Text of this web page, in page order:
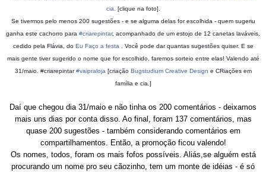
cia.
[clique na foto].
Se tivermos pelo menos 200 sugestões - e se alguma delas for escolhida - quem sugeriu
ganha este cachorro para #criarepintar, acompanhado de um estojo de 12 canetas laváveis,
cedido pela Flávia, do Eu Faço a festa . Você pode dar quantas sugestões quiser. E se
mais gente tiver sugerido o nome que for escolhido, faremos sorteio entre elas! Valendo até
31/maio. #criarepintar#vaipraloja [criação Bugstudium Creative Design e CRiações em
família e cia.]
Daí que chegou dia 31/maio e não tinha os 200 comentários - deixamos
mais uns dias por conta disso. Ao final, foram 137 comentários, mas
quase 200 sugestões - também considerando comentários em
compartilhamentos. Então, a promoção ficou valendo!
Os nomes, todos, foram os mais fofos possíveis. Aliás,se alguém está
procurando um nome pro seu cãozinho, tem um monte de idéias - é só